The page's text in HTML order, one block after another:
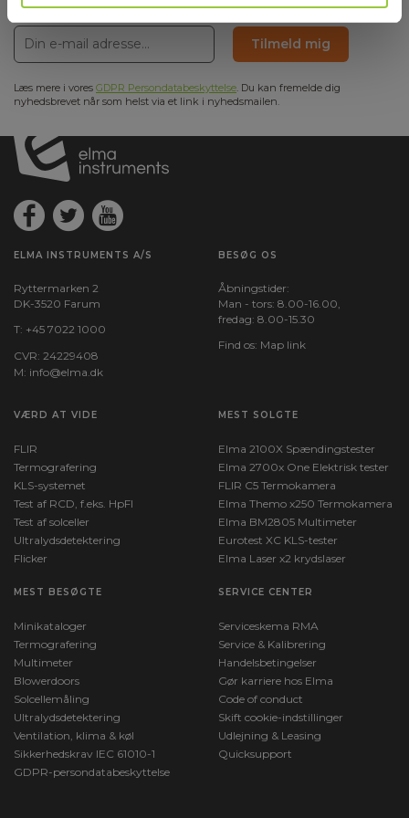
Sikkerhedskategori
din indbakke
Tilmeld mig
Læs mere i vores GDPR Persondatabeskyttelse. Du kan fremelde dig
nyhedsbrevet når som helst via et link i nyhedsmailen.
ELMA INSTRUMENTS A/S
Ryttermarken 2
DK-3520 Farum
T: +45 7022 1000
CVR: 24229408
M: info@elma.dk
BESØG OS
Åbningstider:
Man - tors: 8.00-16.00,
fredag: 8.00-15.30
Find os: Map link
VÆRD AT VIDE
FLIR
Termografering
KLS-systemet
Test af RCD, f.eks. HpFI
Test af solceller
Ultralydsdetektering
Flicker
MEST SOLGTE
Elma 2100X Spændingstester
Elma 2700x One Elektrisk tester
FLIR C5 Termokamera
Elma Themo x250 Termokamera
Elma BM2805 Multimeter
Eurotest XC KLS-tester
Elma Laser x2 krydslaser
MEST BESØGTE
Minikataloger
Termografering
Multimeter
Blowerdoors
Solcellemåling
Ultralydsdetektering
Ventilation, klima & køl
Sikkerhedskrav IEC 61010-1
GDPR-persondatabeskyttelse
SERVICE CENTER
Serviceskema RMA
Service & Kalibrering
Handelsbetingelser
Gør karriere hos Elma
Code of conduct
Skift cookie-indstillinger
Udlejning & Leasing
Quicksupport